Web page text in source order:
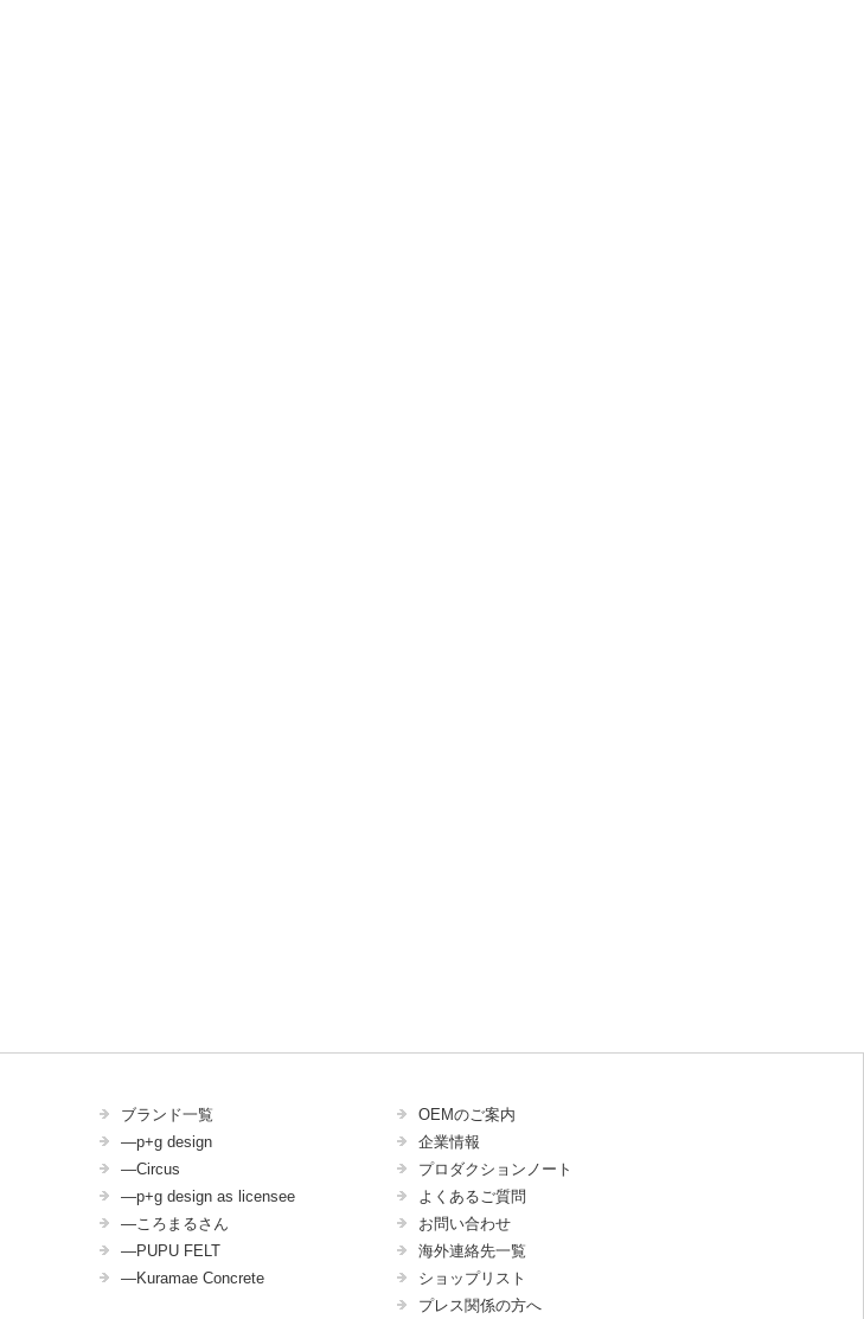
ブランド一覧
―p+g design
―Circus
―p+g design as licensee
―ころまるさん
―PUPU FELT
―Kuramae Concrete
OEMのご案内
企業情報
プロダクションノート
よくあるご質問
お問い合わせ
海外連絡先一覧
ショップリスト
プレス関係の方へ